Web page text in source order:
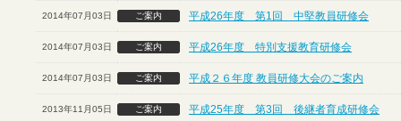
2014年07月03日 ご案内 平成26年度 第1回 中堅教員研修会
2014年07月03日 ご案内 平成26年度 特別支援教育研修会
2014年07月03日 ご案内 平成２６年度 教員研修大会のご案内
2013年11月05日 ご案内 平成25年度 第3回 後継者育成研修会